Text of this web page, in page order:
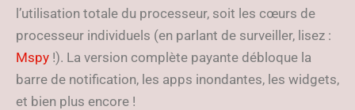
l’utilisation totale du processeur, soit les cœurs de
processeur individuels (en parlant de surveiller, lisez :
Mspy !). La version complète payante débloque la
barre de notification, les apps inondantes, les widgets,
et bien plus encore !